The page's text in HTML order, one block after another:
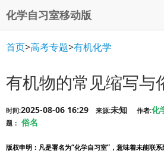
化学自习室移动版
首页>高考专题>有机化学
有机物的常见缩写与
时间:2025-08-06 16:29 来源:未知 作者:化
题： 俗名
版权申明 ：凡是署名为“化学自习室”，意味着未能联